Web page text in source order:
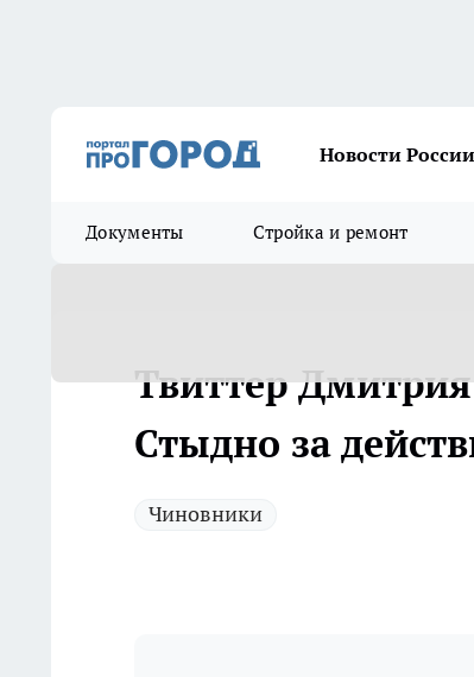
Новости России
Документы Стройка и ремонт
Твиттер
Стыдно за
Чиновники